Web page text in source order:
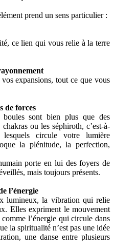
prend un sens particulier :
ce lien qui vous relie à la terre
expansions, tout ce que vous
de forces
sont bien plus que des
ou les séphiroth, c’est-à-
circule votre lumière
la plénitude, la perfection,
porte en lui des foyers de
mais toujours présents.
l’énergie
lumineux, la vibration qui relie
Elles expriment le mouvement
l’énergie qui circule dans
la spiritualité n’est pas une idée
une danse entre plusieurs